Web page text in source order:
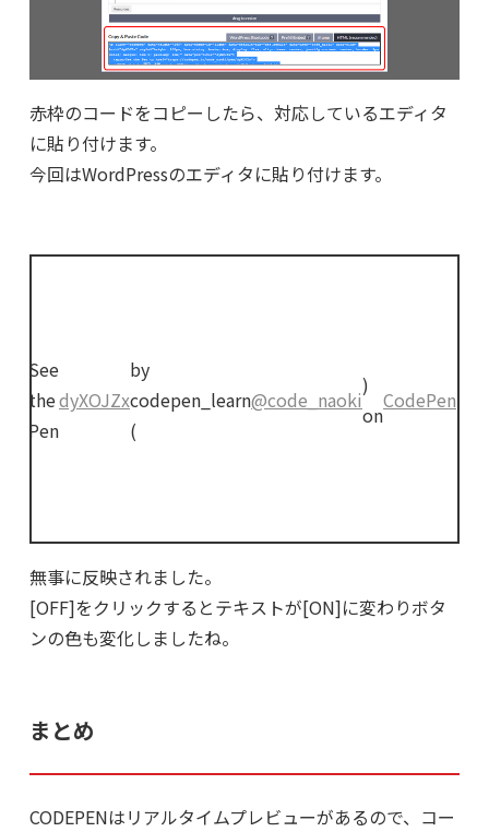
赤枠のコードをコピーしたら、対応しているエディタ
に貼り付けます。
今回はWordPressのエディタに貼り付けます。
See
the
Pen
dyXOJZx
by
codepen_learn
(
@code_naoki
)
on
CodePen
無事に反映されました。
[OFF]をクリックするとテキストが[ON]に変わりボタ
ンの色も変化しましたね。
まとめ
CODEPENはリアルタイムプレビューがあるので、コー